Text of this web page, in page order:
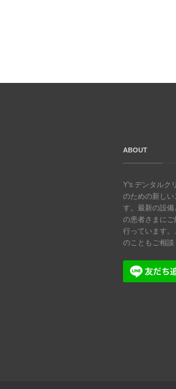
ABOUT
Y's デンタルク
のための新し
す。最新の設
の患者さまに
行っています
のこともご相談